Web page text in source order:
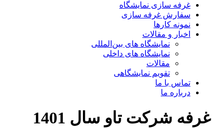
غرفه سازی نمایشگاه
سفارش غرفه سازی
نمونه کارها
اخبار و مقالات
نمایشگاه های بین‌المللی
نمایشگاه های داخلی
مقالات
تقویم نمایشگاهی
تماس با ما
درباره ما
غرفه شرکت تاو سال 1401